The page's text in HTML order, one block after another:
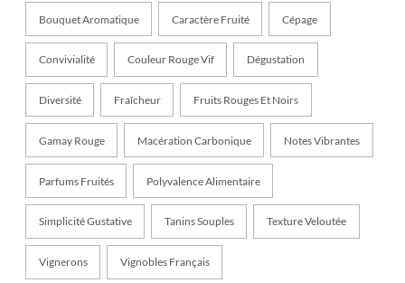
Bouquet Aromatique Caractère Fruité Cépage
Convivialité Couleur Rouge Vif Dégustation
Diversité Fraîcheur Fruits Rouges Et Noirs
Gamay Rouge Macération Carbonique Notes Vibrantes
Parfums Fruités Polyvalence Alimentaire
Simplicité Gustative Tanins Souples Texture Veloutée
Vignerons Vignobles Français